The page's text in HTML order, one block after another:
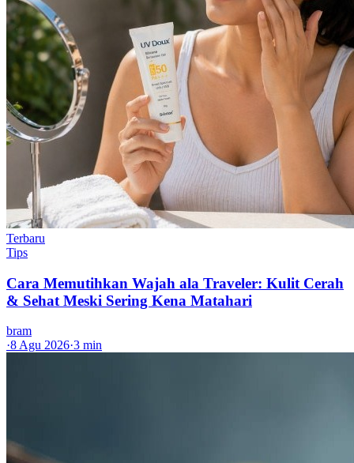
Terbaru
Tips
Cara Memutihkan Wajah ala Traveler: Kulit Cerah
& Sehat Meski Sering Kena Matahari
bram
·8 Agu 2026·3 min